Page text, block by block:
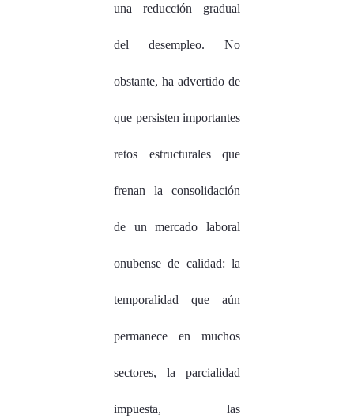
una reducción gradual
del desempleo. No
obstante, ha advertido de
que persisten importantes
retos estructurales que
frenan la consolidación
de un mercado laboral
onubense de calidad: la
temporalidad que aún
permanece en muchos
sectores, la parcialidad
impuesta, las